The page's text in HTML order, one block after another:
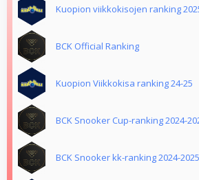
Kuopion viikkokisojen ranking
BCK Official Ranking
Kuopion Viikkokisa ranking 24-25
BCK Snooker Cup-ranking 2024-
BCK Snooker kk-ranking 2024-2025